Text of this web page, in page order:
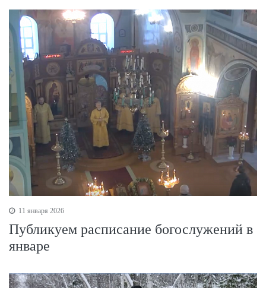
11 января 2026
Публикуем расписание богослужений в
январе